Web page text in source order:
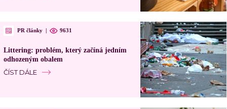
PR články 9631
Littering: problém, který začíná jedním
odhozeným obalem
ČÍST DÁLE